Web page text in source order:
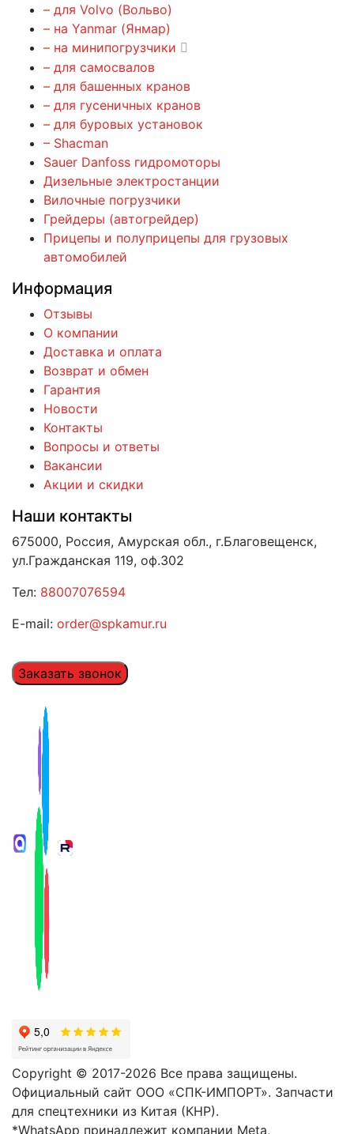
– для Volvo (Вольво)
– на Yanmar (Янмар)
– на минипогрузчики
– для самосвалов
– для башенных кранов
– для гусеничных кранов
– для буровых установок
– Shacman
Sauer Danfoss гидромоторы
Дизельные электростанции
Вилочные погрузчики
Грейдеры (автогрейдер)
Прицепы и полуприцепы для грузовых
автомобилей
Информация
Отзывы
О компании
Доставка и оплата
Возврат и обмен
Гарантия
Новости
Контакты
Вопросы и ответы
Вакансии
Акции и скидки
Наши контакты
675000, Россия, Амурская обл., г.Благовещенск,
ул.Гражданская 119, оф.302
Тел: 88007076594
E-mail: order@spkamur.ru
Заказать звонок
Copyright © 2017-2026 Все права защищены.
Официальный сайт ООО «СПК-ИМПОРТ». Запчасти
для спецтехники из Китая (КНР).
*WhatsApp принадлежит компании Meta,